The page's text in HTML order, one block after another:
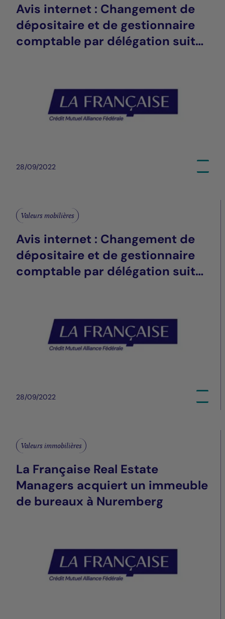
Avis internet : Changement de
dépositaire et de gestionnaire
comptable par délégation suite
et BNP Paribas SA FR > LU
28/09/2022
Valeurs mobilières
Avis internet : Changement de
dépositaire et de gestionnaire
comptable par délégation suite
et BNP Paribas SA FR > LU
28/09/2022
Valeurs immobilières
La Française Real Estate
Managers acquiert un immeuble
de bureaux à Nuremberg